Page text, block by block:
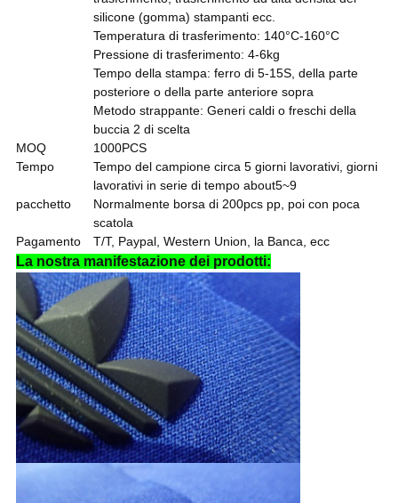
silicone (gomma) stampanti ecc.
Temperatura di trasferimento: 140°C-160°C
Pressione di trasferimento: 4-6kg
Tempo della stampa: ferro di 5-15S, della parte
posteriore o della parte anteriore sopra
Metodo strappante: Generi caldi o freschi della
buccia 2 di scelta
MOQ
1000PCS
Tempo
Tempo del campione circa 5 giorni lavorativi, giorni
lavorativi in serie di tempo about5~9
pacchetto
Normalmente borsa di 200pcs pp, poi con poca
scatola
Pagamento
T/T, Paypal, Western Union, la Banca, ecc
La nostra manifestazione dei prodotti: